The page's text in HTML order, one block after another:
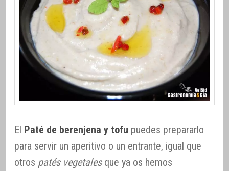
El Paté de berenjena y tofu puedes prepararlo
para servir un aperitivo o un entrante, igual que
otros patés vegetalesque ya os hemos